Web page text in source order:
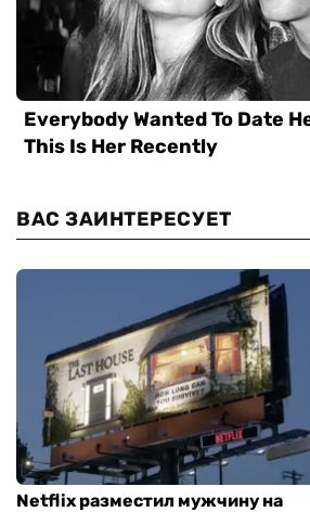
ВАС ЗАИНТЕРЕСУЕТ
Netflix разместил мужчину на